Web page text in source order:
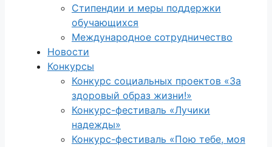
Стипендии и меры поддержки
обучающихся
Международное сотрудничество
Новости
Конкурсы
Конкурс социальных проектов «За
здоровый образ жизни!»
Конкурс-фестиваль «Лучики
надежды»
Конкурс-фестиваль «Пою тебе, моя